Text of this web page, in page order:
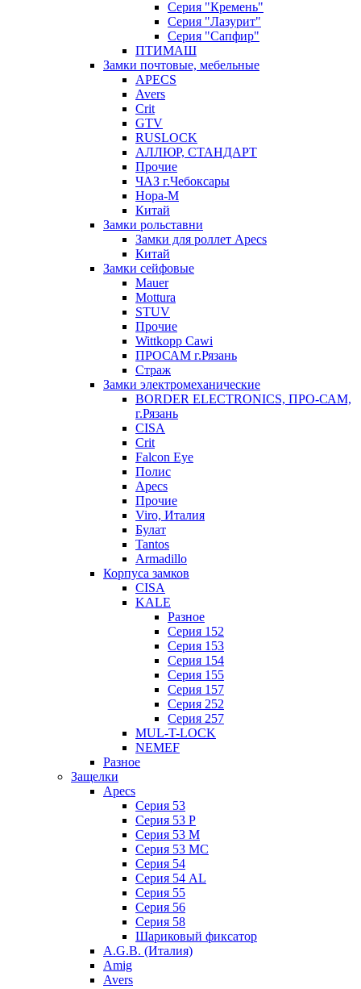
Серия "Кремень"
Серия "Лазурит"
Серия "Сапфир"
ПТИМАШ
Замки почтовые, мебельные
APECS
Avers
Crit
GTV
RUSLOCK
АЛЛЮР, СТАНДАРТ
Прочие
ЧАЗ г.Чебоксары
Нора-М
Китай
Замки рольставни
Замки для роллет Apecs
Китай
Замки сейфовые
Mauer
Mottura
STUV
Прочие
Wittkopp Cawi
ПРОСАМ г.Рязань
Страж
Замки электромеханические
BORDER ELECTRONICS, ПРО-САМ,
г.Рязань
CISA
Crit
Falcon Eye
Полис
Apecs
Прочие
Viro, Италия
Булат
Tantos
Armadillo
Корпуса замков
CISA
KALE
Разное
Серия 152
Серия 153
Серия 154
Серия 155
Серия 157
Серия 252
Серия 257
MUL-T-LOCK
NEMEF
Разное
Защелки
Apecs
Серия 53
Серия 53 P
Серия 53 М
Серия 53 МC
Серия 54
Серия 54 AL
Серия 55
Серия 56
Серия 58
Шариковый фиксатор
A.G.B. (Италия)
Amig
Avers